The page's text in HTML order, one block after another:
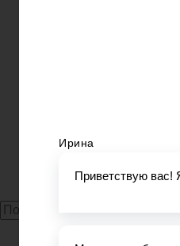
Судебные приставы
Задать вопрос юристу